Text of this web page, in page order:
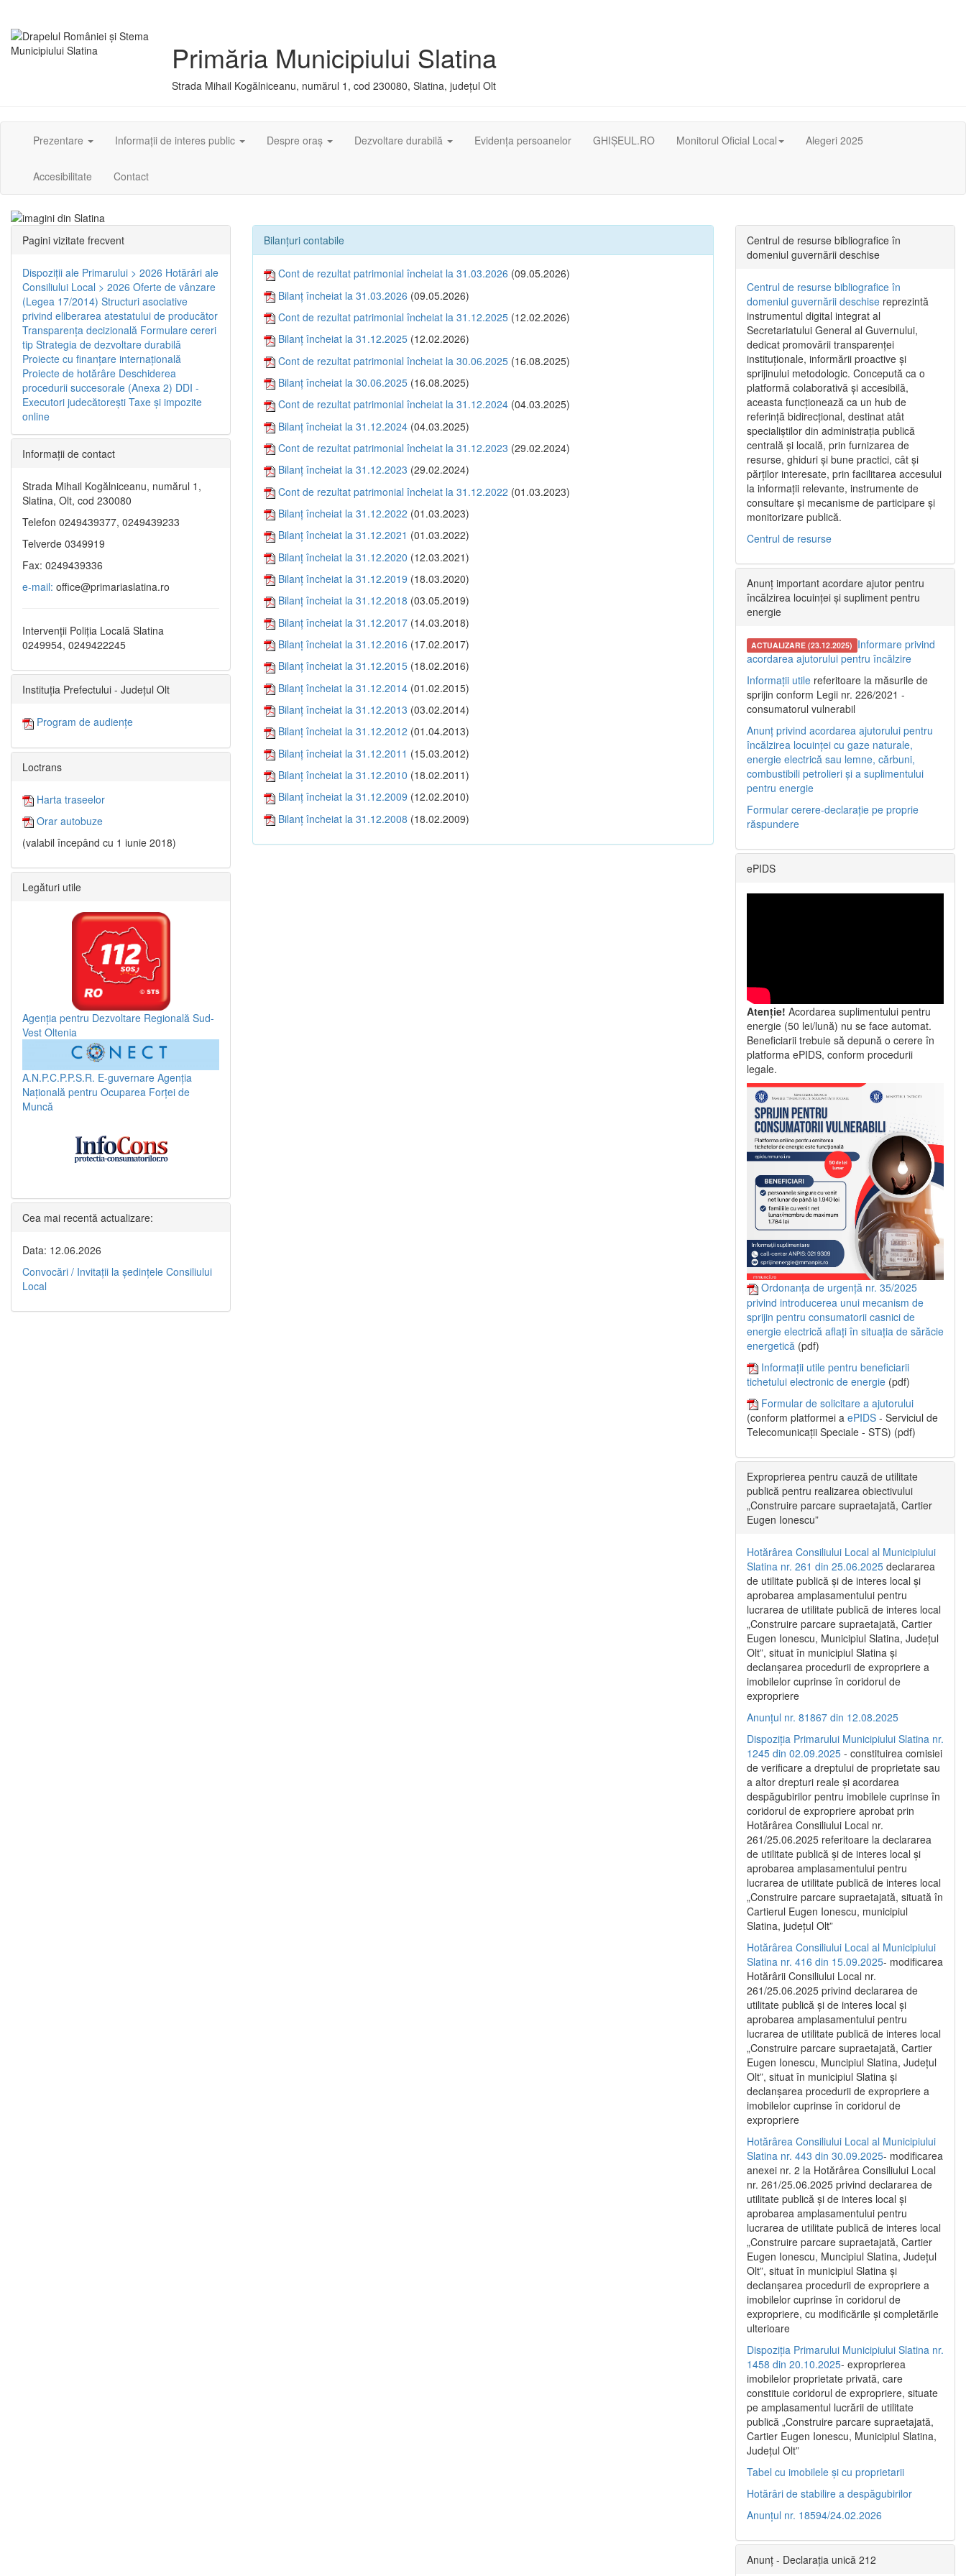
Primăria Municipiului Slatina
Strada Mihail Kogălniceanu, numărul 1, cod 230080, Slatina, județul Olt
Prezentare Informații de interes public Despre oraș Dezvoltare durabilă Evidența persoanelor GHIȘEUL.RO Monitorul Oficial Local Alegeri 2025
Accesibilitate Contact
Bilanțuri contabile
Cont de rezultat patrimonial încheiat la 31.03.2026 (09.05.2026)
Bilanţ încheiat la 31.03.2026 (09.05.2026)
Cont de rezultat patrimonial încheiat la 31.12.2025 (12.02.2026)
Bilanţ încheiat la 31.12.2025 (12.02.2026)
Cont de rezultat patrimonial încheiat la 30.06.2025 (16.08.2025)
Bilanţ încheiat la 30.06.2025 (16.08.2025)
Cont de rezultat patrimonial încheiat la 31.12.2024 (04.03.2025)
Bilanţ încheiat la 31.12.2024 (04.03.2025)
Cont de rezultat patrimonial încheiat la 31.12.2023 (29.02.2024)
Bilanţ încheiat la 31.12.2023 (29.02.2024)
Cont de rezultat patrimonial încheiat la 31.12.2022 (01.03.2023)
Bilanţ încheiat la 31.12.2022 (01.03.2023)
Bilanţ încheiat la 31.12.2021 (01.03.2022)
Bilanţ încheiat la 31.12.2020 (12.03.2021)
Bilanţ încheiat la 31.12.2019 (18.03.2020)
Bilanţ încheiat la 31.12.2018 (03.05.2019)
Bilanţ încheiat la 31.12.2017 (14.03.2018)
Bilanţ încheiat la 31.12.2016 (17.02.2017)
Bilanţ încheiat la 31.12.2015 (18.02.2016)
Bilanţ încheiat la 31.12.2014 (01.02.2015)
Bilanţ încheiat la 31.12.2013 (03.02.2014)
Bilanţ încheiat la 31.12.2012 (01.04.2013)
Bilanţ încheiat la 31.12.2011 (15.03.2012)
Bilanţ încheiat la 31.12.2010 (18.02.2011)
Bilanţ încheiat la 31.12.2009 (12.02.2010)
Bilanţ încheiat la 31.12.2008 (18.02.2009)
Pagini vizitate frecvent
Dispoziţii ale Primarului > 2026 Hotărâri ale
Consiliului Local > 2026 Oferte de vânzare
(Legea 17/2014) Structuri asociative
privind eliberarea atestatului de producător
Transparenţa decizională Formulare cereri
tip Strategia de dezvoltare durabilă
Proiecte cu finanţare internaţională
Proiecte de hotărâre Deschiderea
procedurii succesorale (Anexa 2) DDI -
Executori judecătorești Taxe şi impozite
online
Informaţii de contact
Strada Mihail Kogălniceanu, numărul 1,
Slatina, Olt, cod 230080
Telefon 0249439377, 0249439233
Telverde 0349919
Fax: 0249439336
e-mail: office@primariaslatina.ro
Intervenții Poliția Locală Slatina
0249954, 0249422245
Instituția Prefectului - Județul Olt
Program de audiențe
Loctrans
Harta traseelor
Orar autobuze
(valabil începând cu 1 iunie 2018)
Legături utile
Agenția pentru Dezvoltare Regională Sud-
Vest Oltenia
A.N.P.C.P.P.S.R. E-guvernare Agenția
Națională pentru Ocuparea Forței de
Muncă
Cea mai recentă actualizare:
Data: 12.06.2026
Convocări / Invitaţii la şedinţele Consiliului
Local
Centrul de resurse bibliografice în
domeniul guvernării deschise
Centrul de resurse bibliografice în
domeniul guvernării deschise reprezintă
instrumentul digital integrat al
Secretariatului General al Guvernului,
dedicat promovării transparenței
instituționale, informării proactive și
sprijinului metodologic. Concepută ca o
platformă colaborativă și accesibilă,
aceasta funcționează ca un hub de
referință bidirecțional, destinat atât
specialiștilor din administrația publică
centrală și locală, prin furnizarea de
resurse, ghiduri și bune practici, cât și
părților interesate, prin facilitarea accesului
la informații relevante, instrumente de
consultare și mecanisme de participare și
monitorizare publică.
Centrul de resurse
Anunț important acordare ajutor pentru
încălzirea locuinței și supliment pentru
energie
ACTUALIZARE (23.12.2025) Informare privind
acordarea ajutorului pentru încălzire
Informații utile referitoare la măsurile de
sprijin conform Legii nr. 226/2021 -
consumatorul vulnerabil
Anunț privind acordarea ajutorului pentru
încălzirea locuinței cu gaze naturale,
energie electrică sau lemne, cărbuni,
combustibili petrolieri și a suplimentului
pentru energie
Formular cerere-declarație pe proprie
răspundere
ePIDS
Atenție! Acordarea suplimentului pentru
energie (50 lei/lună) nu se face automat.
Beneficiarii trebuie să depună o cerere în
platforma ePIDS, conform procedurii
legale.
Ordonanța de urgență nr. 35/2025
privind introducerea unui mecanism de
sprijin pentru consumatorii casnici de
energie electrică aflați în situația de sărăcie
energetică (pdf)
Informații utile pentru beneficiarii
tichetului electronic de energie (pdf)
Formular de solicitare a ajutorului
(conform platformei a ePIDS - Serviciul de
Telecomunicații Speciale - STS) (pdf)
Exproprierea pentru cauză de utilitate
publică pentru realizarea obiectivului
„Construire parcare supraetajată, Cartier
Eugen Ionescu”
Hotărârea Consiliului Local al Municipiului
Slatina nr. 261 din 25.06.2025 declararea
de utilitate publică și de interes local și
aprobarea amplasamentului pentru
lucrarea de utilitate publică de interes local
„Construire parcare supraetajată, Cartier
Eugen Ionescu, Municipiul Slatina, Județul
Olt”, situat în municipiul Slatina și
declanșarea procedurii de expropriere a
imobilelor cuprinse în coridorul de
expropriere
Anunțul nr. 81867 din 12.08.2025
Dispoziția Primarului Municipiului Slatina nr.
1245 din 02.09.2025 - constituirea comisiei
de verificare a dreptului de proprietate sau
a altor drepturi reale și acordarea
despăgubirilor pentru imobilele cuprinse în
coridorul de expropriere aprobat prin
Hotărârea Consiliului Local nr.
261/25.06.2025 referitoare la declararea
de utilitate publică și de interes local și
aprobarea amplasamentului pentru
lucrarea de utilitate publică de interes local
„Construire parcare supraetajată, situată în
Cartierul Eugen Ionescu, municipiul
Slatina, județul Olt”
Hotărârea Consiliului Local al Municipiului
Slatina nr. 416 din 15.09.2025- modificarea
Hotărârii Consiliului Local nr.
261/25.06.2025 privind declararea de
utilitate publică și de interes local și
aprobarea amplasamentului pentru
lucrarea de utilitate publică de interes local
„Construire parcare supraetajată, Cartier
Eugen Ionescu, Muncipiul Slatina, Județul
Olt”, situat în municipiul Slatina și
declanșarea procedurii de expropriere a
imobilelor cuprinse în coridorul de
expropriere
Hotărârea Consiliului Local al Municipiului
Slatina nr. 443 din 30.09.2025- modificarea
anexei nr. 2 la Hotărârea Consiliului Local
nr. 261/25.06.2025 privind declararea de
utilitate publică şi de interes local şi
aprobarea amplasamentului pentru
lucrarea de utilitate publică de interes local
„Construire parcare supraetajată, Cartier
Eugen Ionescu, Muncipiul Slatina, Judeţul
Olt”, situat în municipiul Slatina şi
declanşarea procedurii de expropriere a
imobilelor cuprinse în coridorul de
expropriere, cu modificările şi completările
ulterioare
Dispoziția Primarului Municipiului Slatina nr.
1458 din 20.10.2025- exproprierea
imobilelor proprietate privată, care
constituie coridorul de expropriere, situate
pe amplasamentul lucrării de utilitate
publică „Construire parcare supraetajată,
Cartier Eugen Ionescu, Municipiul Slatina,
Județul Olt”
Tabel cu imobilele și cu proprietarii
Hotărâri de stabilire a despăgubirilor
Anunțul nr. 18594/24.02.2026
Anunț - Declarația unică 212